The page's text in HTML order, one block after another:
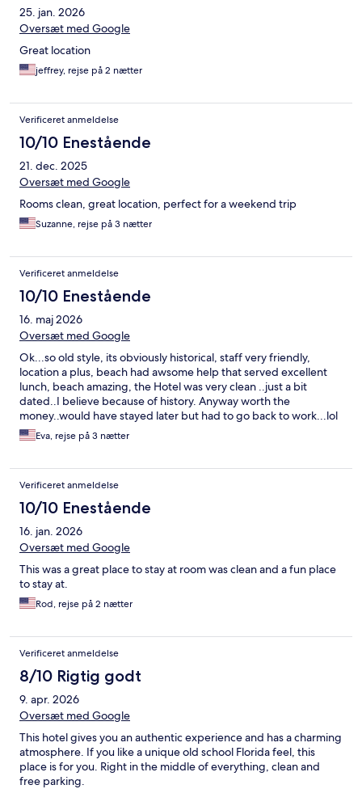
25. jan. 2026
Oversæt med Google
Great location
jeffrey, rejse på 2 nætter
Verificeret anmeldelse
10/10 Enestående
21. dec. 2025
Oversæt med Google
Rooms clean, great location, perfect for a weekend trip
Suzanne, rejse på 3 nætter
Verificeret anmeldelse
10/10 Enestående
16. maj 2026
Oversæt med Google
Ok...so old style, its obviously historical, staff very friendly,
location a plus, beach had awsome help that served excellent
lunch, beach amazing, the Hotel was very clean ..just a bit
dated..I believe because of history. Anyway worth the
money..would have stayed later but had to go back to work...lol
Eva, rejse på 3 nætter
Verificeret anmeldelse
10/10 Enestående
16. jan. 2026
Oversæt med Google
This was a great place to stay at room was clean and a fun place
to stay at.
Rod, rejse på 2 nætter
Verificeret anmeldelse
8/10 Rigtig godt
9. apr. 2026
Oversæt med Google
This hotel gives you an authentic experience and has a charming
atmosphere. If you like a unique old school Florida feel, this
place is for you. Right in the middle of everything, clean and
free parking.